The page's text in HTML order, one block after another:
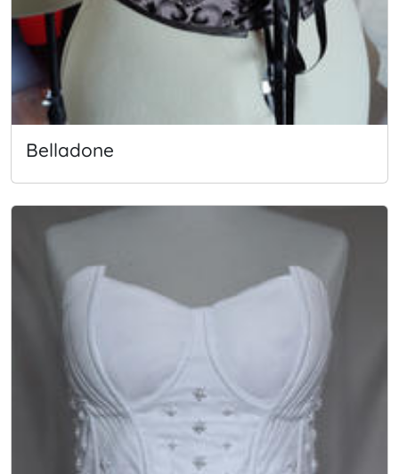
Belladone